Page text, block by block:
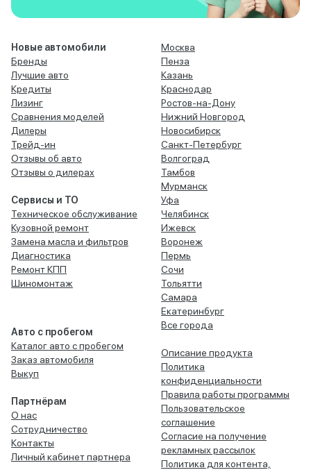
Новые автомобили
Бренды
Лучшие авто
Кредиты
Лизинг
Сравнения моделей
Дилеры
Трейд-ин
Отзывы об авто
Отзывы о дилерах
Сервисы и ТО
Техническое обслуживание
Кузовной ремонт
Замена масла и фильтров
Диагностика
Ремонт КПП
Шиномонтаж
Авто с пробегом
Каталог авто с пробегом
Заказ автомобиля
Выкуп
Партнёрам
О нас
Сотрудничество
Контакты
Личный кабинет партнера
Москва
Пенза
Казань
Краснодар
Ростов-на-Дону
Нижний Новгород
Новосибирск
Санкт-Петербург
Волгоград
Тамбов
Мурманск
Уфа
Челябинск
Ижевск
Воронеж
Пермь
Сочи
Тольятти
Самара
Екатеринбург
Все города
Описание продукта
Политика
конфиденциальности
Правила работы программы
Пользовательское
соглашение
Согласие на получение
рекламных рассылок
Политика для контента,